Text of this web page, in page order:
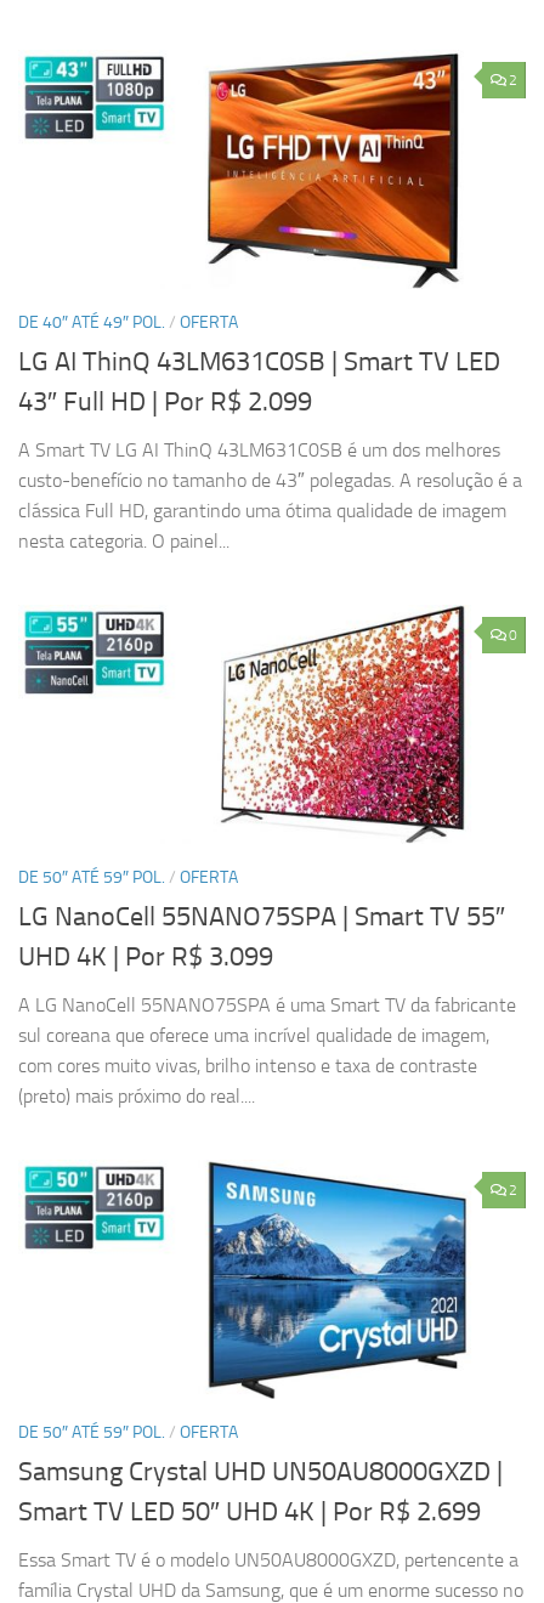
2
DE 40″ ATÉ 49″ POL. / OFERTA
LG AI ThinQ 43LM631C0SB | Smart TV LED
43″ Full HD
| Por R$ 2.099
A Smart TV LG AI ThinQ 43LM631C0SB é um dos melhores
custo-benefício no tamanho de 43″ polegadas. A resolução é a
clássica Full HD, garantindo uma ótima qualidade de imagem
nesta categoria. O painel...
0
DE 50″ ATÉ 59″ POL. / OFERTA
LG NanoCell 55NANO75SPA | Smart TV 55″
UHD 4K
| Por R$ 3.099
A LG NanoCell 55NANO75SPA é uma Smart TV da fabricante
sul coreana que oferece uma incrível qualidade de imagem,
com cores muito vivas, brilho intenso e taxa de contraste
(preto) mais próximo do real....
2
DE 50″ ATÉ 59″ POL. / OFERTA
Samsung Crystal UHD UN50AU8000GXZD |
Smart TV LED 50″ UHD 4K
| Por R$ 2.699
Essa Smart TV é o modelo UN50AU8000GXZD, pertencente a
família Crystal UHD da Samsung, que é um enorme sucesso no